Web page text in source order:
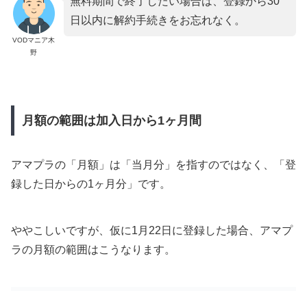
VODマニア木
野
日以内に解約手続きをお忘れなく。
月額の範囲は加入日から1ヶ月間
アマプラの「月額」は「当月分」を指すのではなく、「登
録した日からの1ヶ月分」です。
ややこしいですが、仮に1月22日に登録した場合、アマプ
ラの月額の範囲はこうなります。